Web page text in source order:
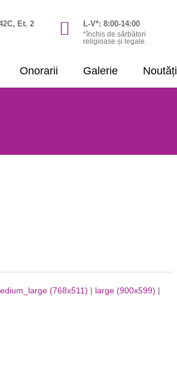
Et. 2 L-V*: 8:00-14:00
*închis de sărbători
religioase și legale.
Onorarii Galerie Noutăți
(768x511) | large (900x599) |